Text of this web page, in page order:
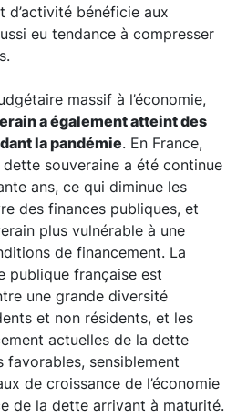
bénéficie aux
eu tendance à compresser
massif à l’économie,
a également atteint des
la pandémie. En France,
dette souveraine a été continue
ans, ce qui diminue les
des finances publiques, et
plus vulnérable à une
de financement. La
publique française est
une grande diversité
et non résidents, et les
actuelles de la dette
favorables, sensiblement
de croissance de l’économie
de la dette arrivant à maturité.